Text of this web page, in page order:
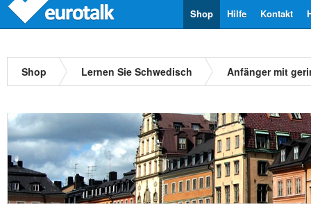
Kontakt
Hilfe
Shop
Shop Lernen Sie Schwedisch Anfänger mit